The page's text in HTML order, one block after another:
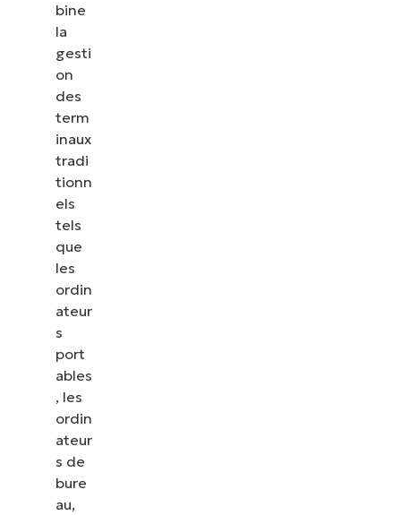
bine
la
gesti
on
des
term
inaux
tradi
tionn
els
tels
que
les
ordin
ateur
s
port
ables
, les
ordin
ateur
s de
bure
au,